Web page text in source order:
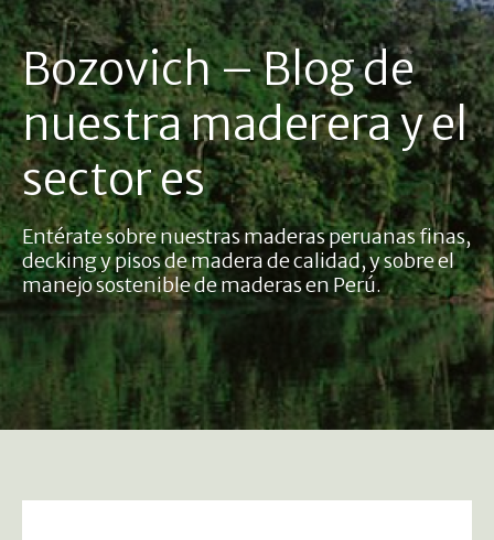
Bozovich – Blog de
nuestra maderera y el
sector es
Entérate sobre nuestras maderas peruanas finas,
decking y pisos de madera de calidad, y sobre el
manejo sostenible de maderas en Perú.